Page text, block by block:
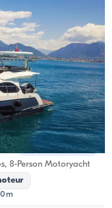
Nouveau bateau
8-Person Motoryacht